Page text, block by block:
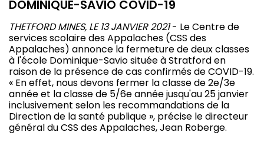
DOMINIQUE-SAVIO COVID-19
THETFORD MINES, LE 13 JANVIER 2021- Le Centre de
services scolaire des Appalaches (CSS des
Appalaches) annonce la fermeture de deux classes
à l'école Dominique-Savio située à Stratford en
raison de la présence de cas confirmés de COVID-19.
« En effet, nous devons fermer la classe de 2e/3e
année et la classe de 5/6e année jusqu'au 25 janvier
inclusivement selon les recommandations de la
Direction de la santé publique », précise le directeur
général du CSS des Appalaches, Jean Roberge.